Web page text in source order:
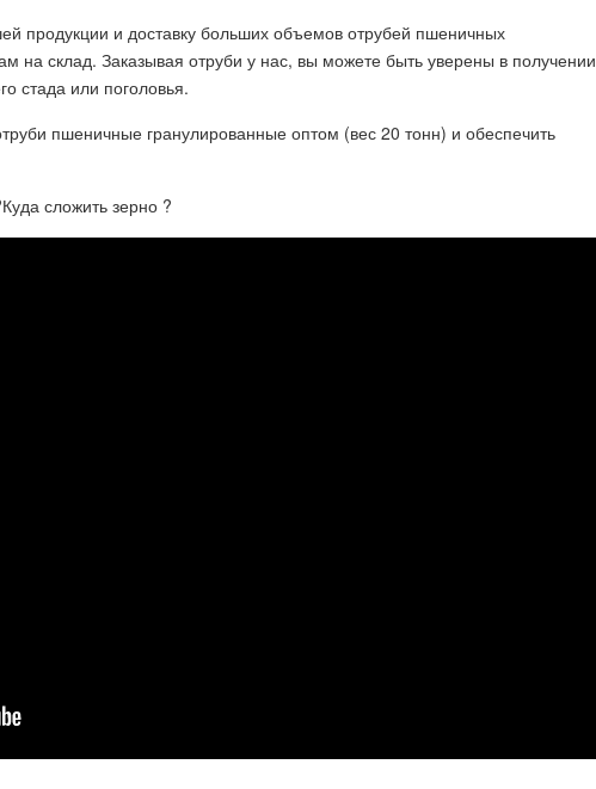
продукции и доставку больших объемов отрубей пшеничных
на склад. Заказывая отруби у нас, вы можете быть уверены в получении
стада или поголовья.
пшеничные гранулированные оптом (вес 20 тонн) и обеспечить
сложить зерно ?